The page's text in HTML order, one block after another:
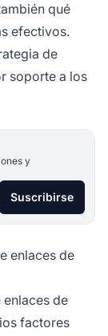
qué
efectivos.
de
soporte a los
y
Suscribirse
enlaces de
de
factores